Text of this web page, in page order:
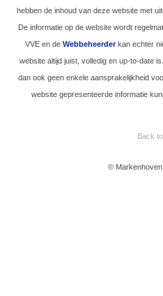
hebben de inhoud van deze website met
De informatie op de website wordt
VVE en de Webbeheerderkan echter
website altijd juist, volledig en up-to-date
dan ook geen enkele aansprakelijkheid
website gepresenteerde informatie
Back
©